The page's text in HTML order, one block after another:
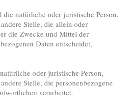
natürliche oder juristische Person,
Stelle, die allein oder
die Zwecke und Mittel der
Daten entscheidet,
oder juristische Person,
Stelle, die personenbezogene
verarbeitet.